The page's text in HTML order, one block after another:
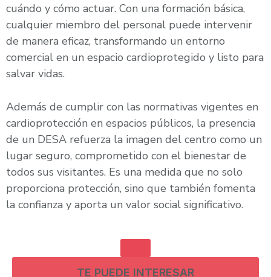
cuándo y cómo actuar. Con una formación básica,
cualquier miembro del personal puede intervenir
de manera eficaz, transformando un entorno
comercial en un espacio cardioprotegido y listo para
salvar vidas.
Además de cumplir con las normativas vigentes en
cardioprotección en espacios públicos, la presencia
de un DESA refuerza la imagen del centro como un
lugar seguro, comprometido con el bienestar de
todos sus visitantes. Es una medida que no solo
proporciona protección, sino que también fomenta
la confianza y aporta un valor social significativo.
TE PUEDE INTERESAR